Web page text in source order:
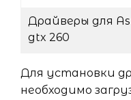
Драйверы для
gtx 260
Для установки
необходимо